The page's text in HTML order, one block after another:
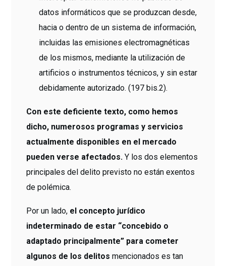
datos informáticos que se produzcan desde,
hacia o dentro de un sistema de información,
incluidas las emisiones electromagnéticas
de los mismos, mediante la utilización de
artificios o instrumentos técnicos, y sin estar
debidamente autorizado. (197 bis.2).
Con este deficiente texto, como hemos
dicho, numerosos programas y servicios
actualmente disponibles en el mercado
pueden verse afectados. Y los dos elementos
principales del delito previsto no están exentos
de polémica.
Por un lado, el concepto jurídico
indeterminado de estar “concebido o
adaptado principalmente” para cometer
algunos de los delitos mencionados es tan